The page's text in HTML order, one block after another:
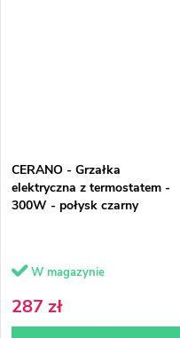
CERANO - Grzałka
elektryczna z termostatem -
300W - połysk czarny
W magazynie
287 zł